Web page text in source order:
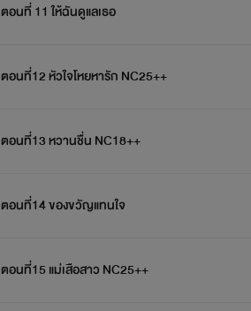
ตอนที่ 11 ให้ฉันดูแลเธอ
ตอนที่12 หัวใจโหยหารัก NC25++
ตอนที่13 หวานชื่น NC18++
ตอนที่14 ของขวัญแทนใจ
ตอนที่15 แม่เสือสาว NC25++